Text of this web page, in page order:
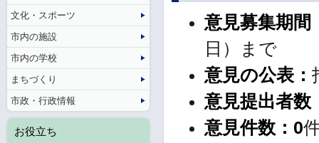
意見募集期間
日）まで
意見の公表：
意見提出者数
意見件数： 0
文化・スポーツ
市内の施設
市内の学校
まちづくり
市政・行政情報
お役立ち